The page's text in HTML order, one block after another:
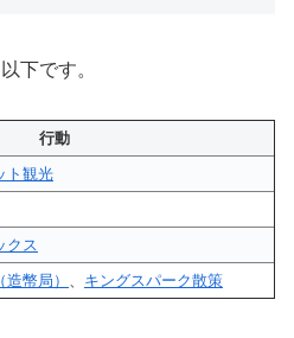
下です。
行動
ト観光
クス
幣局） 、 キングスパーク散策